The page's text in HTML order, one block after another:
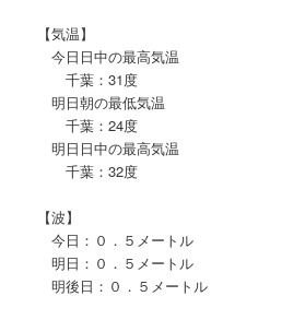
【気温】
今日日中の最高気温
千葉：31度
明日朝の最低気温
千葉：24度
明日日中の最高気温
千葉：32度
【波】
今日：０．５メートル
明日：０．５メートル
明後日：０．５メートル